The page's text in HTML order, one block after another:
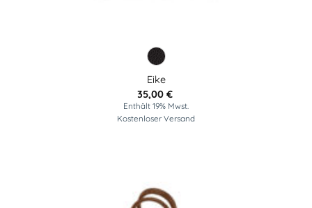
Eike
35,00 €
Enthält 19% Mwst.
Kostenloser Versand